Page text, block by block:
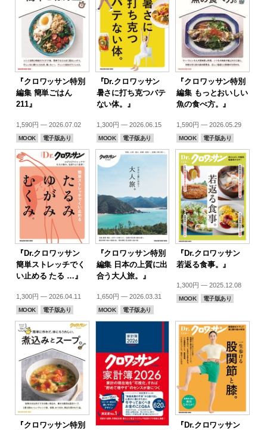
『クロワッサン特別
編集 簡単ごはん
211』
1,590円 — 2026.07.02
MOOK 電子版あり
『Dr.クロワッサン
暑さに打ち克つバテ
ない体。』
1,300円 — 2026.06.15
MOOK 電子版あり
『クロワッサン特別
編集 もっとおいしい
魚の食べ方。』
1,590円 — 2026.05.29
MOOK 電子版あり
『Dr.クロワッサン
簡単ストレッチでく
い止める たる …』
1,300円 — 2026.04.11
MOOK 電子版あり
『クロワッサン特別
編集 日本の上質に出
合う大人旅。』
1,650円 — 2026.03.31
MOOK 電子版あり
『Dr.クロワッサン
若返る食事。』
1,300円 — 2025.12.08
MOOK 電子版あり
『クロワッサン特別
『Dr.クロワッサン